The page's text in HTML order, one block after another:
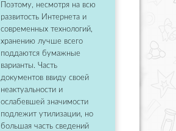
Поэтому, несмотря на всю
развитость Интернета и
современных технологий,
хранению лучше всего
поддаются бумажные
варианты. Часть
документов ввиду своей
неактуальности и
ослабевшей значимости
подлежит утилизации, но
большая часть сведений